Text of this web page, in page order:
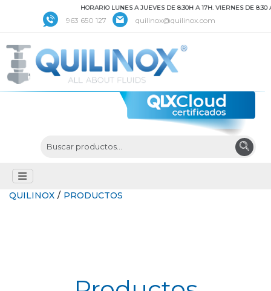
HORARIO LUNES A JUEVES DE 8:30H A 17H. VIERNES DE 8:30 A
963 650 127 quilinox@quilinox.com
QUILINOX / PRODUCTOS